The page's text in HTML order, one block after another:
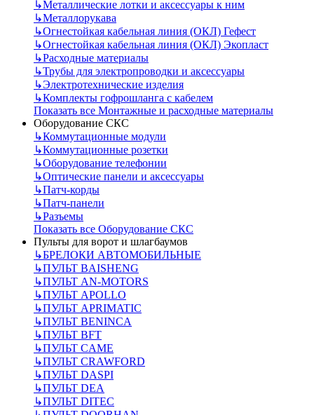
↳Металлические лотки и аксессуары к ним
↳Металлорукава
↳Огнестойкая кабельная линия (ОКЛ) Гефест
↳Огнестойкая кабельная линия (ОКЛ) Экопласт
↳Расходные материалы
↳Трубы для электропроводки и аксессуары
↳Электротехнические изделия
↳Комплекты гофрошланга с кабелем
Показать все Монтажные и расходные материалы
Оборудование СКС
↳Коммутационные модули
↳Коммутационные розетки
↳Оборудование телефонии
↳Оптические панели и аксессуары
↳Патч-корды
↳Патч-панели
↳Разъемы
Показать все Оборудование СКС
Пульты для ворот и шлагбаумов
↳БРЕЛОКИ АВТОМОБИЛЬНЫЕ
↳ПУЛЬТ BAISHENG
↳ПУЛЬТ AN-MOTORS
↳ПУЛЬТ APOLLO
↳ПУЛЬТ APRIMATIC
↳ПУЛЬТ BENINCA
↳ПУЛЬТ BFT
↳ПУЛЬТ CAME
↳ПУЛЬТ CRAWFORD
↳ПУЛЬТ DASPI
↳ПУЛЬТ DEA
↳ПУЛЬТ DITEC